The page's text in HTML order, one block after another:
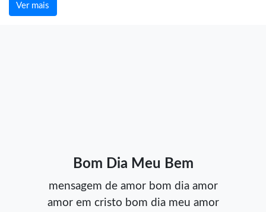
Ver mais
Bom Dia Meu Bem
mensagem de amor bom dia amor
amor em cristo bom dia meu amor